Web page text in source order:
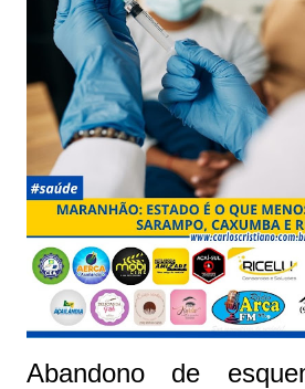
Abandono de